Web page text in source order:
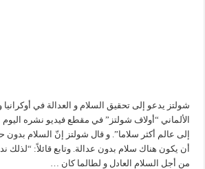
شولتز يدعو إلى تحقيق السلام و العدالة في أوكرانيا
الألماني “أولاف شولتز” في مقطع فيديو نشره
إلى عالم أكثر سلاما”. و قال شولتز إنّ السلام بدون
أن يكون هناك سلام بدون عدالة. وتابع قائلاً: “لذلك
من أجل السلام العادل و لطالما كان …